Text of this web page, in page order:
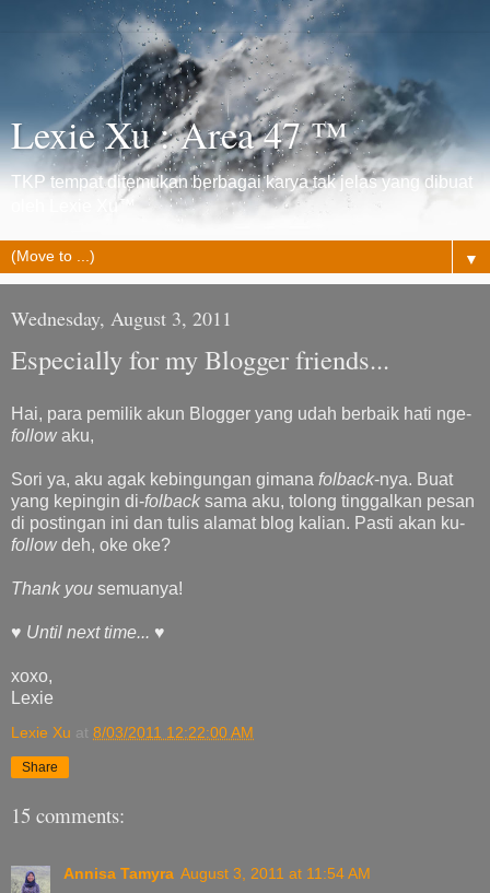
Lexie Xu : Area 47 ™
TKP tempat ditemukan berbagai karya tak jelas yang dibuat
oleh Lexie Xu™
▼
Wednesday, August 3, 2011
Especially for my Blogger friends...
Hai, para pemilik akun Blogger yang udah berbaik hati nge-
follow aku,
Sori ya, aku agak kebingungan gimana folback-nya. Buat
yang kepingin di-folbacksama aku, tolong tinggalkan pesan
di postingan ini dan tulis alamat blog kalian. Pasti akan ku-
follow deh, oke oke?
Thank you semuanya!
♥ Until next time... ♥
xoxo,
Lexie
Lexie Xu at 8/03/2011 12:22:00 AM
Share
15 comments:
Annisa Tamyra August 3, 2011 at 11:54 AM